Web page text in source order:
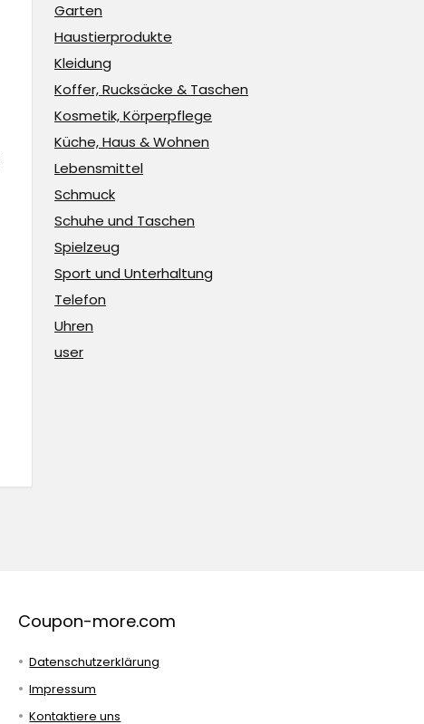
Garten
Haustierprodukte
Kleidung
Koffer, Rucksäcke & Taschen
Kosmetik, Körperpflege
Küche, Haus & Wohnen
Lebensmittel
Schmuck
Schuhe und Taschen
Spielzeug
Sport und Unterhaltung
Telefon
Uhren
user
Coupon-more.com
Datenschutzerklärung
Impressum
Kontaktiere uns